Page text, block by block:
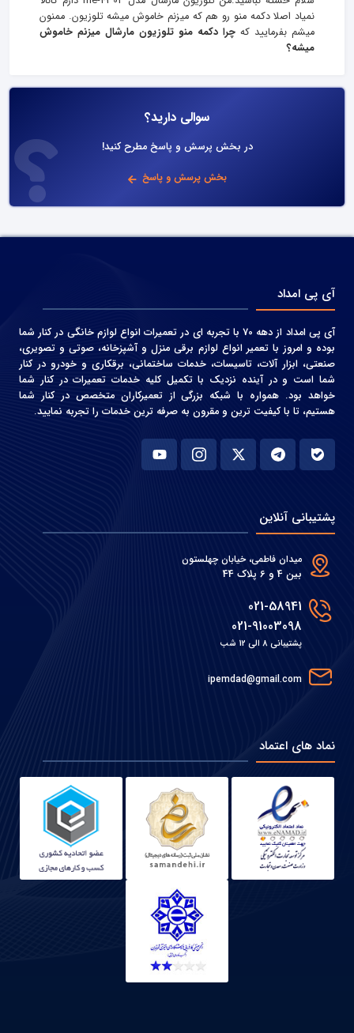
نمیاد اصلا دکمه منو رو هم که میزنم خاموش میشه تلوزیون. ممنون
میشم بفرمایید که چرا دکمه منو تلوزیون مارشال میزنم خاموش
میشه؟
سوالی دارید؟
در بخش پرسش و پاسخ مطرح کنید!
بخش پرسش و پاسخ
آی پی امداد
آی پی امداد از دهه 70 با تجربه ای در تعمیرات انواع لوازم خانگی در کنار شما
بوده و امروز با تعمیر انواع لوازم برقی منزل و آشپزخانه، صوتی و‌ تصویری،
صنعتی، ابزار آلات، تاسیسات، خدمات ساختمانی، برقکاری و خودرو در کنار
شما است و در آینده نزدیک با تکمیل کلیه خدمات تعمیرات در کنار شما
خواهد بود. همواره با شبکه بزرگی از تعمیرکاران متخصص در کنار شما
هستیم، تا با کیفیت ترین و مقرون به صرفه ترین خدمات را تجربه نمایید.
پشتیبانی آنلاین
میدان فاطمی، خیابان چهلستون
بین 4 و 6 پلاک 44
021-58941
021-91003098
پشتیبانی 8 الی 12 شب
ipemdad@gmail.com
نماد های اعتماد